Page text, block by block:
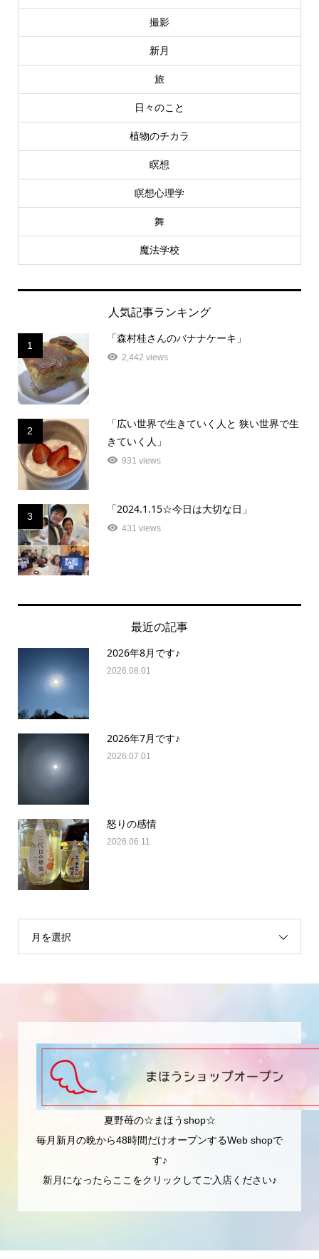
撮影
新月
旅
日々のこと
植物のチカラ
瞑想
瞑想心理学
舞
魔法学校
人気記事ランキング
1
「森村桂さんのバナナケーキ」
2,442 views
2
「広い世界で生きていく人と 狭い世界で生
きていく人」
931 views
3
「2024.1.15☆今日は大切な日」
431 views
最近の記事
2026年8月です♪
2026.08.01
2026年7月です♪
2026.07.01
怒りの感情
2026.06.11
月を選択
夏野苺の☆まほうshop☆
毎月新月の晩から48時間だけオープンするWeb shopで
す♪
新月になったらここをクリックしてご入店ください♪